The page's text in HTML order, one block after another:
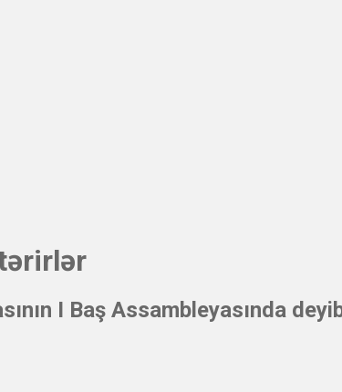
I Baş Assambleyasında